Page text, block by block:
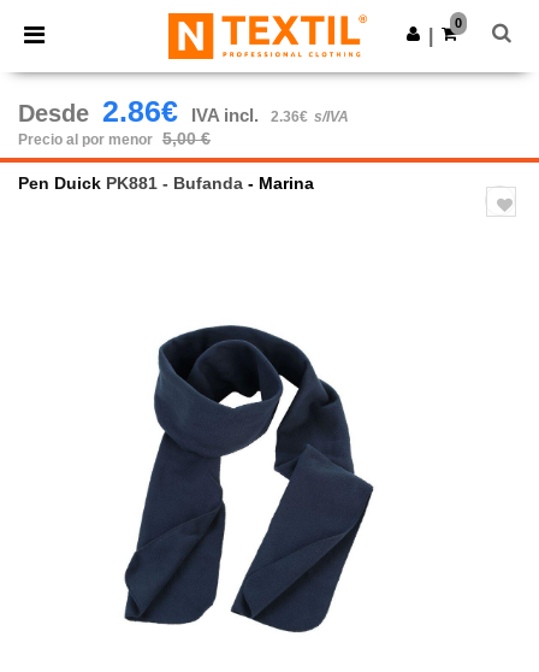
× App de Ntextil
¡Mejores precios en app!
Descargar app
0
Desde 2.86€ IVA incl. 2.36€ s/IVA
Precio al por menor 5,00 €
Pen Duick PK881 - Bufanda - Marina